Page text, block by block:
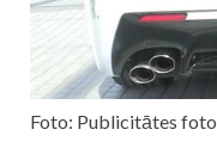
Foto: Publicitātes foto